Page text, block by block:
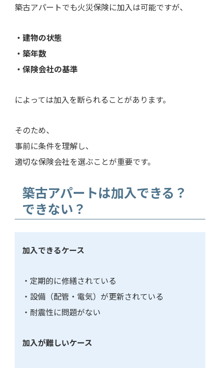
築古アパートでも火災保険に加入は可能ですが、
・建物の状態
・築年数
・保険会社の基準
によっては加入を断られることがあります。
そのため、
事前に条件を理解し、
適切な保険会社を選ぶことが重要です。
築古アパートは加入できる？
できない？
加入できるケース
・定期的に修繕されている
・設備（配管・電気）が更新されている
・耐震性に問題がない
加入が難しいケース